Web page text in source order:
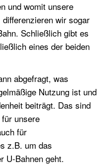
und womit unsere
wir sogar
Schließlich gibt es
eines der beiden
abgefragt, was
Nutzung ist und
beiträgt. Das sind
unsere
für
z.B. um das
U-Bahnen geht.